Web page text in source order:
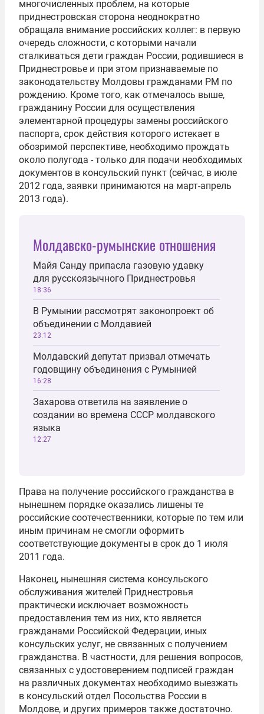
многочисленных проблем, на которые
приднестровская сторона неоднократно
обращала внимание российских коллег: в первую
очередь сложности, с которыми начали
сталкиваться дети граждан России, родившиеся в
Приднестровье и при этом признаваемые по
законодательству Молдовы гражданами РМ по
рождению. Кроме того, как отмечалось выше,
гражданину России для осуществления
элементарной процедуры замены российского
паспорта, срок действия которого истекает в
обозримой перспективе, необходимо прождать
около полугода - только для подачи необходимых
документов в консульский пункт (сейчас, в июле
2012 года, заявки принимаются на март-апрель
2013 года).
Молдавско-румынские отношения
Майя Санду припасла газовую удавку
для русскоязычного Приднестровья
18:36
В Румынии рассмотрят законопроект об
объединении с Молдавией
23:12
Молдавский депутат призвал отмечать
годовщину объединения с Румынией
16:28
Захарова ответила на заявление о
создании во времена СССР молдавского
языка
12:27
Права на получение российского гражданства в
нынешнем порядке оказались лишены те
российские соотечественники, которые по тем или
иным причинам не смогли оформить
соответствующие документы в срок до 1 июля
2011 года.
Наконец, нынешняя система консульского
обслуживания жителей Приднестровья
практически исключает возможность
предоставления тем из них, кто является
гражданами Российской Федерации, иных
консульских услуг, не связанных с получением
гражданства. В частности, для решения вопросов,
связанных с удостоверением подписей граждан
на различных документах необходимо выезжать
в консульский отдел Посольства России в
Молдове, и других примеров также достаточно.